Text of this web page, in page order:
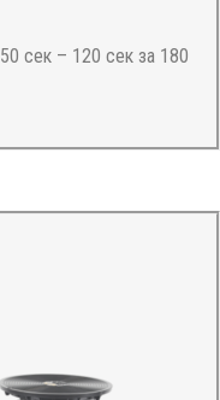
сек – 120 сек за 180